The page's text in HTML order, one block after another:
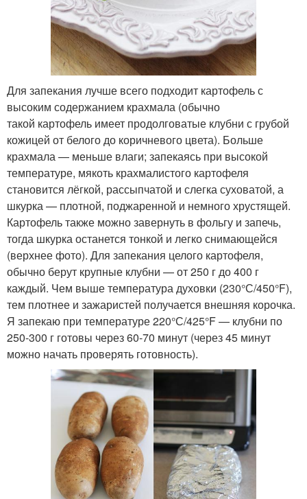
Для запекания лучше всего подходит картофель с
высоким содержанием крахмала (обычно
такой картофель имеет продолговатые клубни с грубой
кожицей от белого до коричневого цвета). Больше
крахмала — меньше влаги; запекаясь при высокой
температуре, мякоть крахмалистого картофеля
становится лёгкой, рассыпчатой и слегка суховатой, а
шкурка — плотной, поджаренной и немного хрустящей.
Картофель также можно завернуть в фольгу и запечь,
тогда шкурка останется тонкой и легко снимающейся
(верхнее фото). Для запекания целого картофеля,
обычно берут крупные клубни — от 250 г до 400 г
каждый. Чем выше температура духовки (230°С/450°F),
тем плотнее и зажаристей получается внешняя корочка.
Я запекаю при температуре 220°С/425°F — клубни по
250-300 г готовы через 60-70 минут (через 45 минут
можно начать проверять готовность).